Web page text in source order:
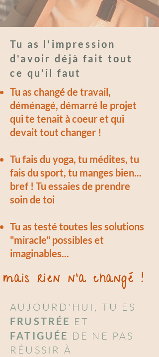
Tu as l'impression
d'avoir déjà fait tout
ce qu'il faut
Tu as changé de travail,
déménagé, démarré le projet
qui te tenait à coeur et qui
devait tout changer !
Tu fais du yoga, tu médites, tu
fais du sport, tu manges bien...
bref ! Tu essaies de prendre
soin de toi
Tu as testé toutes les solutions
"miracle" possibles et
imaginables...
mais rien n'a changé !
AUJOURD'HUI, TU ES
FRUSTRÉE ET
FATIGUÉE DE NE PAS
RÉUSSIR À